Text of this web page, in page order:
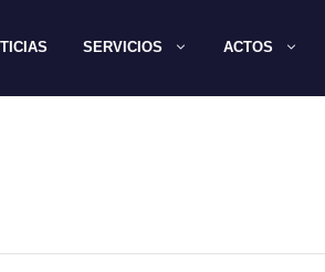
SERVICIOS ACTOS